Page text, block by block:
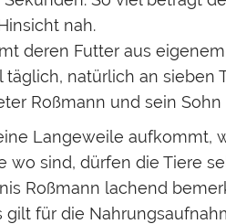
nah.
deren Futter aus
täglich, natürlich an sieben
Roßmann und sein Sohn
Langeweile aufkommt,
wo sind, dürfen die Tiere
Roßmann lachend
gilt für die